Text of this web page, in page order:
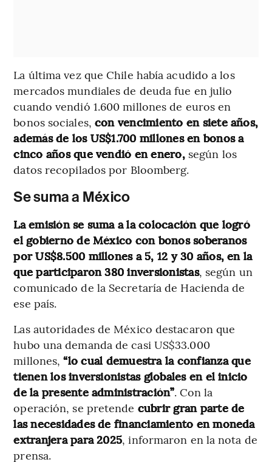
La última vez que Chile había acudido a los
mercados mundiales de deuda fue en julio
cuando vendió 1.600 millones de euros en
bonos sociales, con vencimiento en siete años,
además de los US$1.700 millones en bonos a
cinco años que vendió en enero,según los
datos recopilados por Bloomberg.
Se suma a México
La emisión se suma a la colocación que logró
el gobierno de México con bonos soberanos
por US$8.500 millones a 5, 12 y 30 años, en la
que participaron 380 inversionistas, según un
comunicado de la Secretaría de Hacienda de
ese país.
Las autoridades de México destacaron que
hubo una demanda de casi US$33.000
millones,“lo cual demuestra la confianza que
tienen los inversionistas globales en el inicio
de la presente administración”. Con la
operación, se pretende cubrir gran parte de
las necesidades de financiamiento en moneda
extranjera para 2025, informaron en la nota de
prensa.